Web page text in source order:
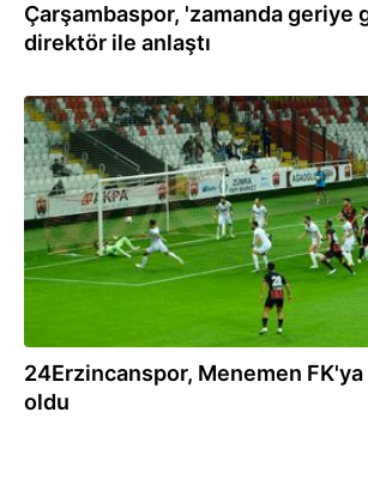
Çarşambaspor, 'zamanda geriye
direktör ile anlaştı
23.09.2023
24Erzincanspor, Menemen
oldu